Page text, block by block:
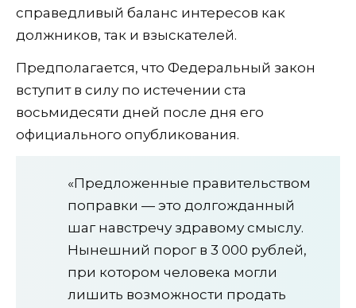
справедливый баланс интересов как
должников, так и взыскателей.
Предполагается, что Федеральный закон
вступит в силу по истечении ста
восьмидесяти дней после дня его
официального опубликования.
«Предложенные правительством
поправки — это долгожданный
шаг навстречу здравому смыслу.
Нынешний порог в 3 000 рублей,
при котором человека могли
лишить возможности продать